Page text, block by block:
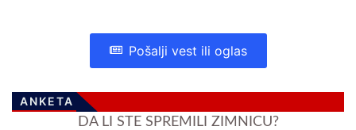
Pošalji vest ili oglas
ANKETA
DA LI STE SPREMILI ZIMNICU?